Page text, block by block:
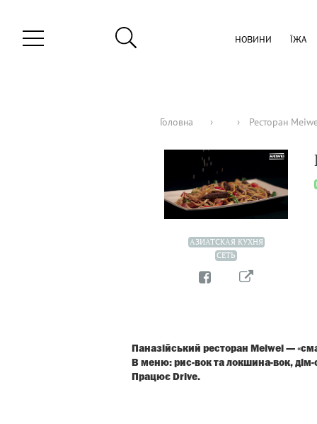
НОВИНИ ЇЖА
Головна › › Ресторан
АЗИАТСКАЯ КУХНЯ
СЕТЬ
Паназійський ресторан Meiwei —
В меню: рис-вок та локшина-вок, дім-
Працює Drive.